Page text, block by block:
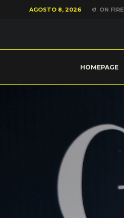
AGOSTO 8, 2026 ON FIRE
HOMEPAGE